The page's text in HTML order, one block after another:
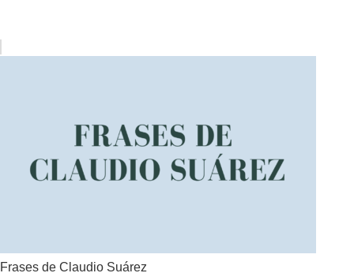
Frases de Claudio Suárez